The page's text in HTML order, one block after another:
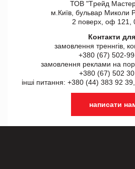
ТОВ "Tрейд
м.Київ, бульвар Миколи
2 поверх, оф 121,
Контакти
замовлення треннгів,
+380 (67) 502-
замовлення реклами на
+380 (67) 502 30
інші питання: +380 (44) 383 92
написати